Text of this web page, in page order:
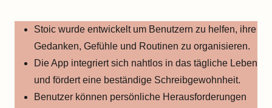
Stoic wurde entwickelt um Benutzern zu helfen, ihre
Gedanken, Gefühle und Routinen zu organisieren.
Die App integriert sich nahtlos in das tägliche Leben
und fördert eine beständige Schreibgewohnheit.
Benutzer können persönliche Herausforderungen